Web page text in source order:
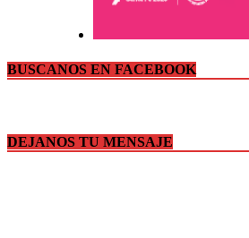
BUSCANOS EN FACEBOOK
DEJANOS TU MENSAJE